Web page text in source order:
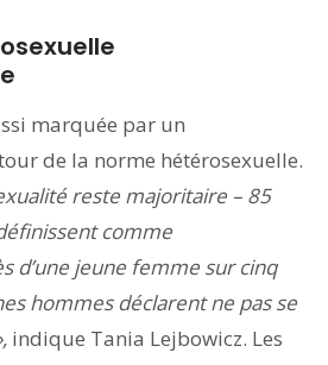
marquée par un
de la norme hétérosexuelle.
reste majoritaire – 85
comme
d’une jeune femme sur cinq
hommes déclarent ne pas se
indique Tania Lejbowicz. Les